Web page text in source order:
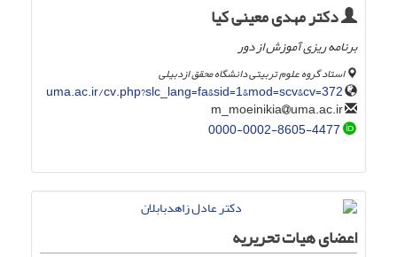
دکتر مهدی معینی کیا
برنامه ریزی آموزش از دور
استاد گروه علوم تربیتی دانشگاه محقق ازدبیلی
uma.ac.ir/cv.php?slc_lang=fa&sid=1&mod=scv&cv=372
uma.ac.ir
0000-0002-8605-4477
اعضای هیات تحریریه